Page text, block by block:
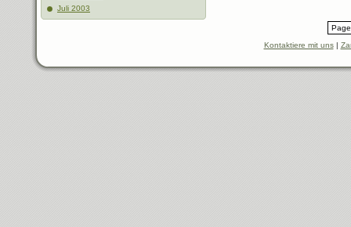
Juli 2003
Kontaktiere mit uns|